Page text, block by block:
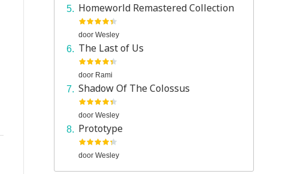
Homeworld Remastered Collection
doorWesley
The Last of Us
door Rami
Shadow Of The Colossus
doorWesley
Prototype
doorWesley